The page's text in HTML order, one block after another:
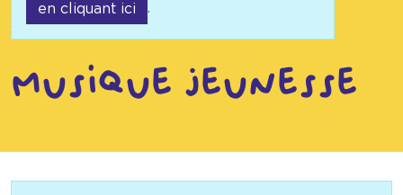
en cliquant ici
.
Accueil Besoin d'idée
Musique Jeunesse